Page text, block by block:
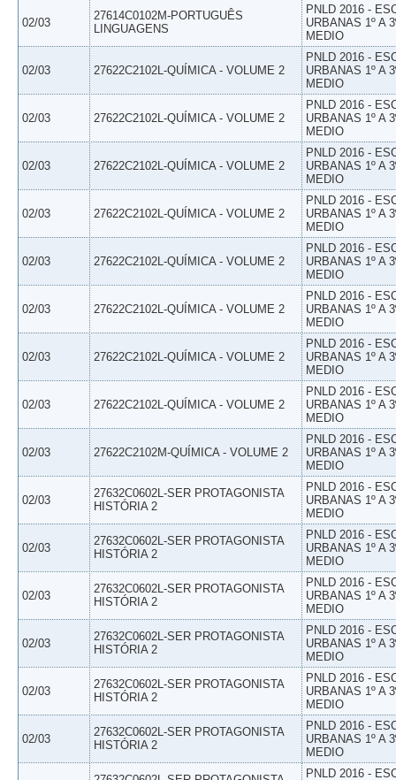
02/03
27614C0102M-PORTUGUÊS
LINGUAGENS
PNLD 2016 -
URBANAS 1º A
MEDIO
02/03 27622C2102L-QUÍMICA - VOLUME 2
PNLD 2016 -
URBANAS 1º A
MEDIO
02/03 27622C2102L-QUÍMICA - VOLUME 2
PNLD 2016 -
URBANAS 1º A
MEDIO
02/03 27622C2102L-QUÍMICA - VOLUME 2
PNLD 2016 -
URBANAS 1º A
MEDIO
02/03 27622C2102L-QUÍMICA - VOLUME 2
PNLD 2016 -
URBANAS 1º A
MEDIO
02/03 27622C2102L-QUÍMICA - VOLUME 2
PNLD 2016 -
URBANAS 1º A
MEDIO
02/03 27622C2102L-QUÍMICA - VOLUME 2
PNLD 2016 -
URBANAS 1º A
MEDIO
02/03 27622C2102L-QUÍMICA - VOLUME 2
PNLD 2016 -
URBANAS 1º A
MEDIO
02/03 27622C2102L-QUÍMICA - VOLUME 2
PNLD 2016 -
URBANAS 1º A
MEDIO
02/03 27622C2102M-QUÍMICA - VOLUME 2
PNLD 2016 -
URBANAS 1º A
MEDIO
02/03
27632C0602L-SER PROTAGONISTA
HISTÓRIA 2
PNLD 2016 -
URBANAS 1º A
MEDIO
02/03
27632C0602L-SER PROTAGONISTA
HISTÓRIA 2
PNLD 2016 -
URBANAS 1º A
MEDIO
02/03
27632C0602L-SER PROTAGONISTA
HISTÓRIA 2
PNLD 2016 -
URBANAS 1º A
MEDIO
02/03
27632C0602L-SER PROTAGONISTA
HISTÓRIA 2
PNLD 2016 -
URBANAS 1º A
MEDIO
02/03
27632C0602L-SER PROTAGONISTA
HISTÓRIA 2
PNLD 2016 -
URBANAS 1º A
MEDIO
02/03
27632C0602L-SER PROTAGONISTA
HISTÓRIA 2
PNLD 2016 -
URBANAS 1º A
MEDIO
PNLD 2016 -